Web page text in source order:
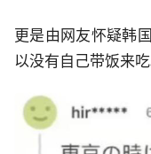
更是由网友怀疑韩
以没有自己带饭来吃